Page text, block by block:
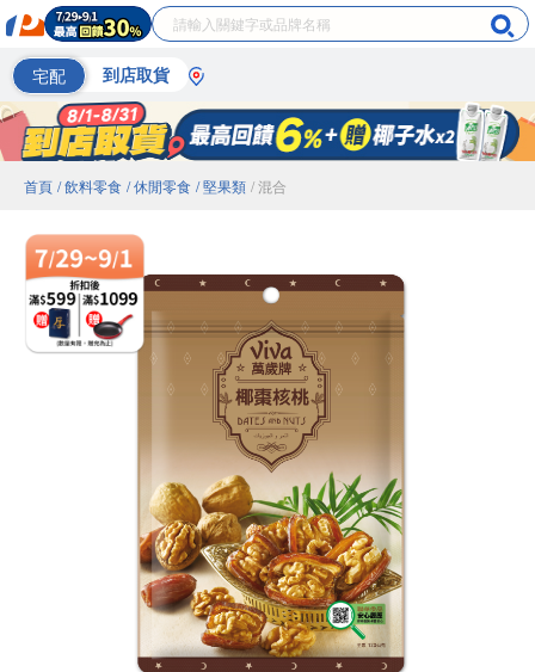
宅配 到店取貨
首頁 / 飲料零食 / 休閒零食 / 堅果類 / 混合